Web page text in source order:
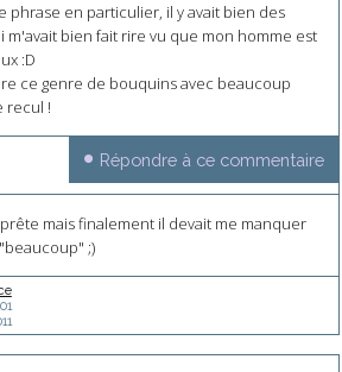
phrase en particulier, il y avait bien des
m'avait bien fait rire vu que mon homme est
:D
ce genre de bouquins avec beaucoup
recul !
Répondre à ce commentaire
mais finalement il devait me manquer
;)